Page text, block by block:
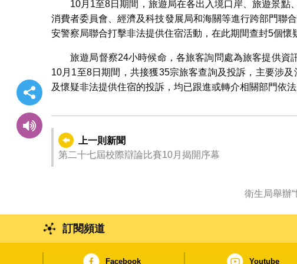
10月1至8日期間，旅遊局在各出入境口岸、旅遊景點
消費者委員會、經濟及科技發展局和海關等進行跨部門聯
安警察局聯合打擊非法提供住宿活動，在此期間查封5個懷
旅遊局督察24小時候命，各旅客詢問處為旅客提供資
10月1至8日期間，共接獲35宗旅客查詢及投訴，主要涉
及懷疑非法提供住宿的投訴，均已跟進或轉介相關部門依法
上一則新聞
第二十七屆校際辯論比賽10月揭開序幕
衛生局舉辦
訂閱頻道
Facebook Youtube